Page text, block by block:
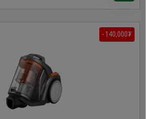
- 140,000₮